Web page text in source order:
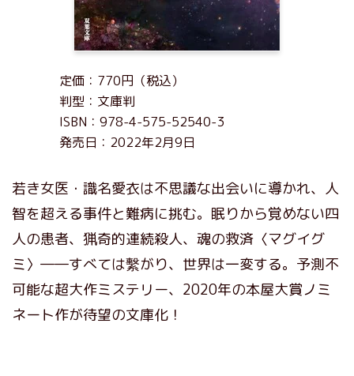
定価：770円（税込）
判型：文庫判
ISBN：978-4-575-52540-3
発売日：2022年2月9日
若き女医・識名愛衣は不思議な出会いに導かれ、人
智を超える事件と難病に挑む。眠りから覚めない四
人の患者、猟奇的連続殺人、魂の救済〈マグイグ
ミ〉――すべては繫がり、世界は一変する。予測不
可能な超大作ミステリー、2020年の本屋大賞ノミ
ネート作が待望の文庫化！